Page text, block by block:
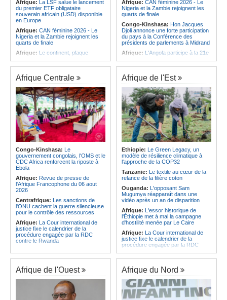
Afrique:
La LSF salue le lancement
du premier ETF obligataire
souverain africain (USD) disponible
en Europe
Afrique: CAN féminine 2026 - Le
Nigeria et la Zambie rejoignent les
quarts de finale
Afrique: Le continent, plaque
Afrique:Pourquoi l'avenir du textile
africain est bien plus prometteur que
ne le laissent penser les chiffres
Afrique:L'essor historique de
l'Éthiopie met à mal la campagne
d'hostilité menée par Le Caire
Afrique:La Cour international de
justice fixe le calendrier de la
procédure engagée par la RDC
contre le Rwanda
Afrique:Ligue des Champions de la
CAF - L'Espérance exemptée au
premier tour, le Club Africain hérite
du Djoliba AC
Afrique: Un consortium européen
développe un modèle de production
novateur pour les ingrédients
opportunité pour le pays
Afrique: CAN féminine 2026 - Le
Nigeria et la Zambie rejoignent les
quarts de finale
Congo-Kinshasa: Hon Jacques
Djoli annonce une forte participation
du pays à la Conférence des
présidents de parlements à Midrand
Afrique: L'Angola participe à la 21e
Afrique:CAN féminine - La Côte
d'Ivoire affrontera l'Algérie et le
Maroc fera face à l'Afrique du Sud
en quarts
Afrique: Revue de presse de
l'Afrique francophone du 05 août
2026
Afrique:L'Angola et l'UA préparent
le sommet sur la prévention et la
résolution des conflits
Angola:Le paiement échelonné
des services touristiques démarre
ce jeudi
Angola:Jiu-jitsu - Le pays
décroche une troisième médaille à
Afrique Centrale
Congo-Kinshasa: Le
gouvernement congolais, l'OMS et le
CDC Africa renforcent la riposte à
Ebola
Afrique: Revue de presse de
l'Afrique Francophone du 06 aout
2026
Centrafrique: Les sanctions de
l'ONU cachent la guerre silencieuse
pour le contrôle des ressources
Afrique: La Cour international de
justice fixe le calendrier de la
procédure engagée par la RDC
contre le Rwanda
Congo-Kinshasa:Plan stratégique
triennal 2026-2028 - L'IGF place la
digitalisation au coeur des réformes
Afrique de l'Est
Ethiopie: Le Green Legacy, un
modèle de résilience climatique à
l'approche de la COP32
Tanzanie: Le textile au cœur de la
relance de la filière coton
Ouganda: L'opposant Sam
Mugumya réapparaît dans une
vidéo après un an de disparition
Afrique: L'essor historique de
l'Éthiopie met à mal la campagne
d'hostilité menée par Le Caire
Afrique: La Cour international de
justice fixe le calendrier de la
procédure engagée par la RDC
Ethiopie:Addis-Abeba - L'église
d'Afrique lance officiellement son
'cheminement' vers la grande
Assemblée de 2028
Afrique de l'Est: Le pari du régime
érythréen - Pousser le Tigray vers
Afrique de l'Ouest Afrique du Nord